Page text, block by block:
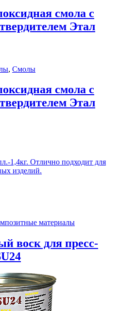
смола с
Этал
, Смолы
смола с
Этал
1,4кг. Отлично подходит для
изделий.
материалы
воск для пресс-